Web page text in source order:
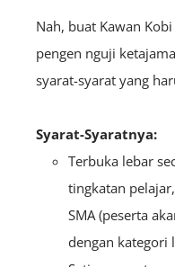
Nah, buat Kawan
pengen nguji
syarat-syarat yang
Syarat-Syaratnya:
Terbuka lebar
tingkatan
SMA (peserta
dengan kategori